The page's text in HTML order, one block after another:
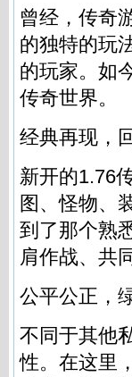
曾经，传奇
的独特的玩
的玩家。如
传奇世界。
经典再现，
新开的1.76
图、怪物、
到了那个熟
肩作战、共
公平公正，
不同于其他
性。在这里